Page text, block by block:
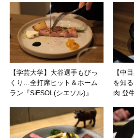
【学芸大学】大谷選手もびっ
くり…全打席ヒット＆ホーム
ラン『SiESOL(シエソル)』
【中
を知
肉 登